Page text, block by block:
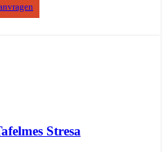
Stresa